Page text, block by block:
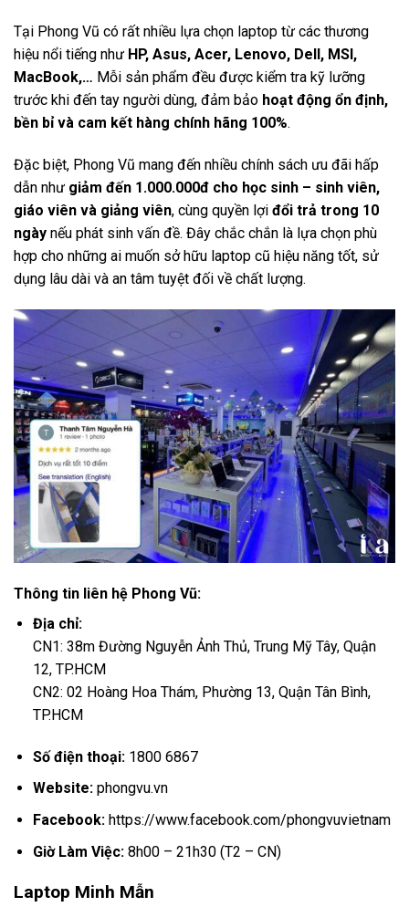
Tại Phong Vũ có rất nhiều lựa chọn laptop từ các thương
hiệu nổi tiếng như HP, Asus, Acer, Lenovo, Dell, MSI,
MacBook,… Mỗi sản phẩm đều được kiểm tra kỹ lưỡng
trước khi đến tay người dùng, đảm bảo hoạt động ổn định,
bền bỉ và cam kết hàng chính hãng 100%.
Đặc biệt, Phong Vũ mang đến nhiều chính sách ưu đãi hấp
dẫn như giảm đến 1.000.000đ cho học sinh – sinh viên,
giáo viên và giảng viên, cùng quyền lợi đổi trả trong 10
ngày nếu phát sinh vấn đề. Đây chắc chắn là lựa chọn phù
hợp cho những ai muốn sở hữu laptop cũ hiệu năng tốt, sử
dụng lâu dài và an tâm tuyệt đối về chất lượng.
Thông tin liên hệ Phong Vũ:
Địa chỉ:
CN1: 38m Đường Nguyễn Ảnh Thủ, Trung Mỹ Tây, Quận
12, TP.HCM
CN2: 02 Hoàng Hoa Thám, Phường 13, Quận Tân Bình,
TP.HCM
Số điện thoại:1800 6867
Website:phongvu.vn
Facebook: https://www.facebook.com/phongvuvietnam
Giờ Làm Việc:8h00 – 21h30 (T2 – CN)
Laptop Minh Mẫn